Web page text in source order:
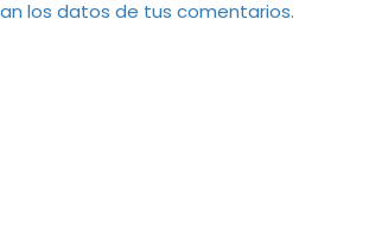
los datos de tus comentarios.